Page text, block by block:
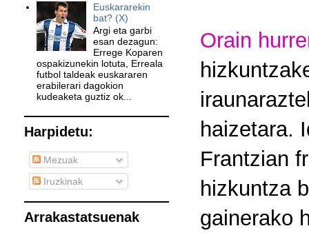
Orain
haizetara.
Frantzian
hizkuntza
gainerako
Euskararekin
bat? (X)
Argi eta garbi
esan dezagun:
Errege Koparen
ospakizunekin lotuta, Erreala
futbol taldeak euskararen
erabilerari dagokion
kudeaketa guztiz ok...
Harpidetu:
Mezuak
Iruzkinak
Arrakastatsuenak